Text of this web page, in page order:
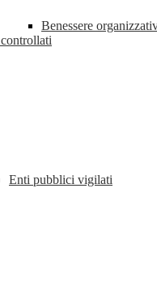
Benessere
Enti pubblici vigilati